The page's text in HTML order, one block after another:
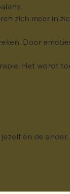
zich meer in
Door
Het wordt
én de ander.